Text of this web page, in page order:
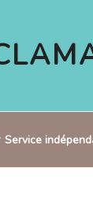
Service